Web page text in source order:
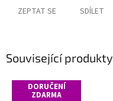
ZEPTAT SE SDÍLET
Související produkty
DORUČENÍ
ZDARMA